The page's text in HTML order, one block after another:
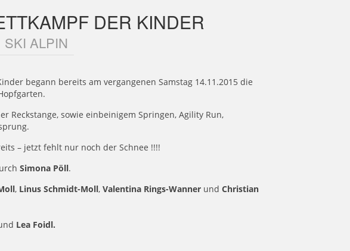
DER KINDER
SKI ALPIN
begann bereits am vergangenen Samstag 14.11.2015 die
Reckstange, sowie einbeinigem Springen, Agility Run,
– jetzt fehlt nur noch der Schnee !!!!
Simona Pöll.
, Linus Schmidt-Moll,Valentina Rings-Wanner undChristian
Lea Foidl.